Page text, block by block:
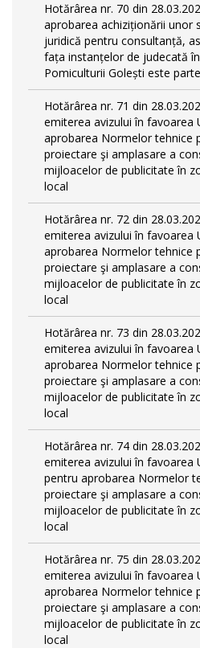
Hotărârea nr. 70 din
aprobarea achiziționării unor
juridică pentru consultanță,
fața instanțelor de judecată
Pomiculturii Golești este parte
Hotărârea nr. 71 din
emiterea avizului în favoarea
aprobarea Normelor tehnice
proiectare şi amplasare a
mijloacelor de publicitate în
local
Hotărârea nr. 72 din
emiterea avizului în favoarea
aprobarea Normelor tehnice
proiectare şi amplasare a
mijloacelor de publicitate în
local
Hotărârea nr. 73 din
emiterea avizului în favoarea
aprobarea Normelor tehnice
proiectare şi amplasare a
mijloacelor de publicitate în
local
Hotărârea nr. 74 din
emiterea avizului în favoarea
pentru aprobarea Normelor
proiectare şi amplasare a
mijloacelor de publicitate în
local
Hotărârea nr. 75 din
emiterea avizului în favoarea
aprobarea Normelor tehnice
proiectare şi amplasare a
mijloacelor de publicitate în
local